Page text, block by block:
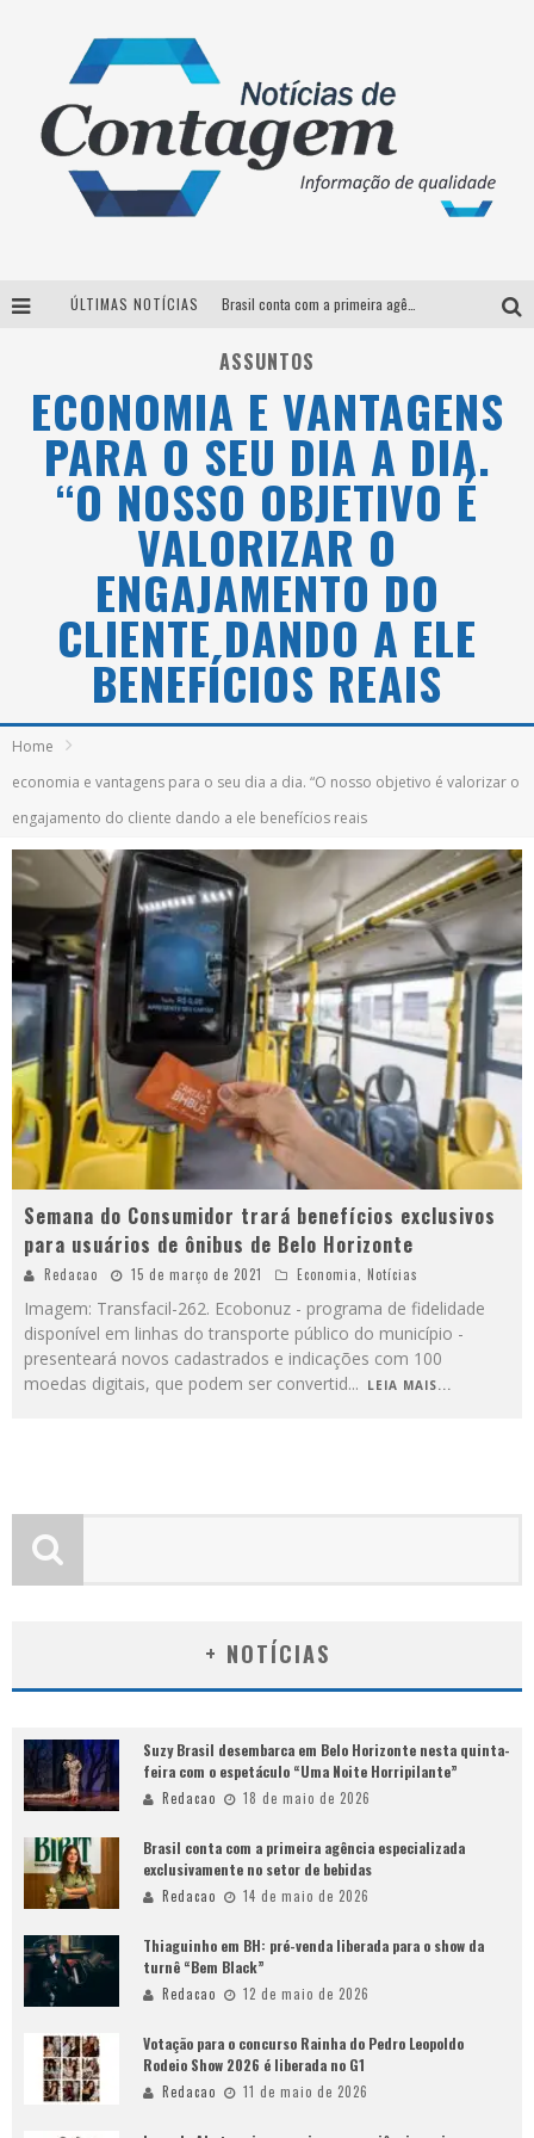
ÚLTIMAS NOTÍCIAS
Votação para o concurso Rainha do Pedro Leopoldo Rodeio Show 2026 é liberada no G1
Suzy Brasil desembarca em Belo Horizonte nesta quinta-feira com o espetáculo “Uma Noite Horripilante”
ASSUNTOS
ECONOMIA E VANTAGENS
PARA O SEU DIA A DIA.
“O NOSSO OBJETIVO É
VALORIZAR O
ENGAJAMENTO DO
CLIENTE DANDO A ELE
BENEFÍCIOS REAIS
Home
economia e vantagens para o seu dia a dia. “O nosso objetivo é valorizar o
engajamento do cliente dando a ele benefícios reais
Semana do Consumidor trará benefícios exclusivos
para usuários de ônibus de Belo Horizonte
Redacao 15 de março de 2021 Economia, Notícias
Imagem: Transfacil-262. Ecobonuz - programa de fidelidade
disponível em linhas do transporte público do município -
presenteará novos cadastrados e indicações com 100
moedas digitais, que podem ser convertid... LEIA MAIS...
+ NOTÍCIAS
Suzy Brasil desembarca em Belo Horizonte nesta quinta-
feira com o espetáculo “Uma Noite Horripilante”
Redacao 18 de maio de 2026
Brasil conta com a primeira agência especializada
exclusivamente no setor de bebidas
Redacao 14 de maio de 2026
Thiaguinho em BH: pré-venda liberada para o show da
turnê “Bem Black”
Redacao 12 de maio de 2026
Votação para o concurso Rainha do Pedro Leopoldo
Rodeio Show 2026 é liberada no G1
Redacao 11 de maio de 2026